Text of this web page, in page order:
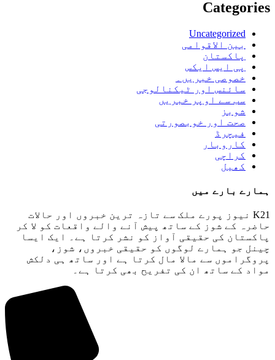
Categories
Uncategorized
بین الاقوامی
پاکستان
پی ایس ایکس
خصوصی خبریں۔
سائنس اور ٹیکنالوجی
سب سے اوپر خبریں
شوبز
صحت اور خوبصورتی
فیچرڈ
کاروبار
کراچی
کھیل
ہمارے بارے میں
K21 نیوز پورے ملک سے تازہ ترین خبروں اور حالات
حاضرہ کے شوز کے ساتھ پیش آنے والے واقعات کو لا کر
پاکستان کی حقیقی آواز کو نشر کرتا ہے۔ ایک ایسا
چینل جو ہمارے لوگوں کو حقیقی خبروں، شوز،
پروگراموں سے مالا مال کرتا ہے اور ساتھ ہی دلکش
مواد کے ساتھ ان کی تفریح ​​بھی کرتا ہے۔